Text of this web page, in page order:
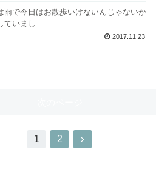
雨で今日はお散歩いけないんじゃないか
ていまし...
2017.11.23
1 2